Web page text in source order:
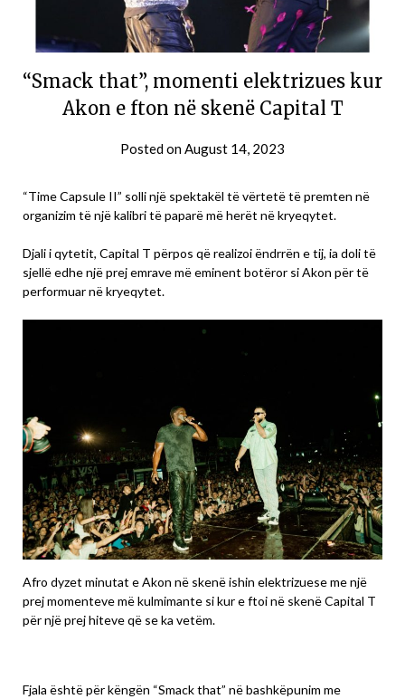
“Smack that”, momenti elektrizues kur
Akon e fton në skenë Capital T
Posted onAugust 14, 2023
“Time Capsule II” solli një spektakël të vërtetë të premten në
organizim të një kalibri të paparë më herët në kryeqytet.
Djali i qytetit, Capital T përpos që realizoi ëndrrën e tij, ia doli të
sjellë edhe një prej emrave më eminent botëror si Akon për të
performuar në kryeqytet.
Afro dyzet minutat e Akon në skenë ishin elektrizuese me një
prej momenteve më kulmimante si kur e ftoi në skenë Capital T
për një prej hiteve që se ka vetëm.
Fjala është për këngën “Smack that” në bashkëpunim me